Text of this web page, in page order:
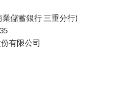
儲蓄銀行 三重分行)
有限公司